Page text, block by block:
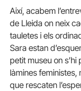
Així, acabem
de Lleida on neix
tauletes i els
Sara estan
petit museu on
làmines
que rescaten